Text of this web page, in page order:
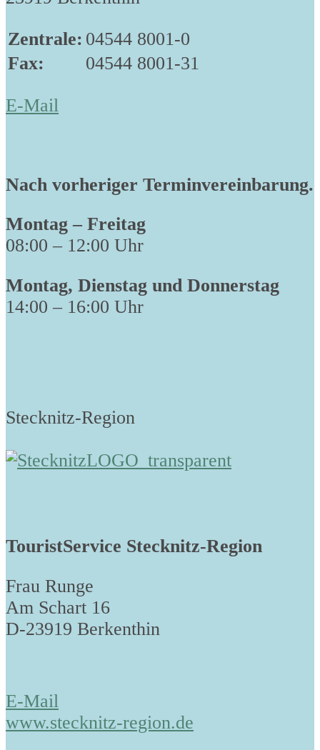
Zentrale: 04544 8001-0
Fax:
04544 8001-31
E-Mail
Nach vorheriger Terminvereinbarung.
Montag – Freitag
08:00 – 12:00 Uhr
Montag, Dienstag und Donnerstag
14:00 – 16:00 Uhr
Stecknitz-Region
TouristService Stecknitz-Region
Frau Runge
Am Schart 16
D-23919 Berkenthin
E-Mail
www.stecknitz-region.de